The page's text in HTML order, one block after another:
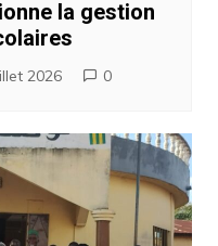
la gestion
2026 0